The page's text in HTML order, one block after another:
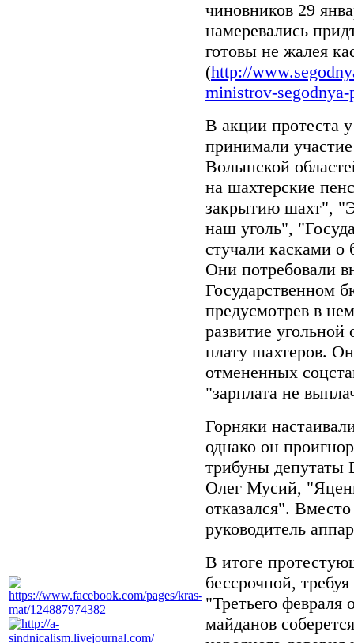
чиновников 29
намеревались
готовы не жалея
(http://
ministrov-
В акции протеста
принимали
Волынской
на шахтерские
закрытию шахт",
наш уголь",
стучали касками о
Они потребовали
Государственном
предусмотрев в
развитие угольной
плату шахтеров.
отмененных
"зарплата не
Горняки
однако он
трибуны депутаты
Олег Мусий,
отказался".
руководитель
В итоге
бессрочной,
"Третьего
майданов